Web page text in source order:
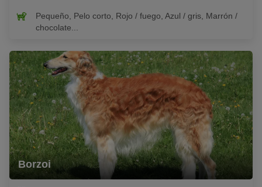
Pequeño, Pelo corto, Rojo / fuego, Azul / gris, Marrón /
chocolate...
Borzoi